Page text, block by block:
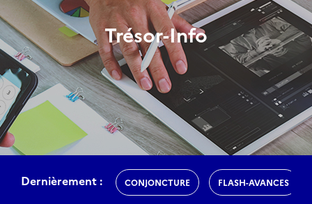
Trésor-Info
Dernièrement : CONJONCTURE FLASH-AVANCES